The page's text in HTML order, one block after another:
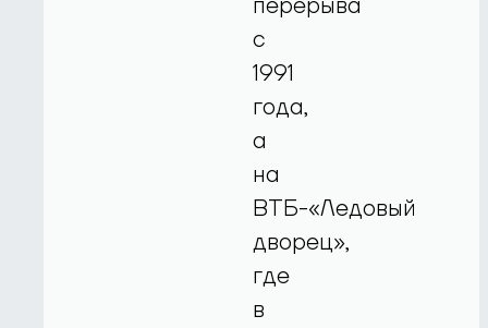
перерыва
с
1991
года,
а
на
ВТБ-«Ледовый
дворец»,
где
в